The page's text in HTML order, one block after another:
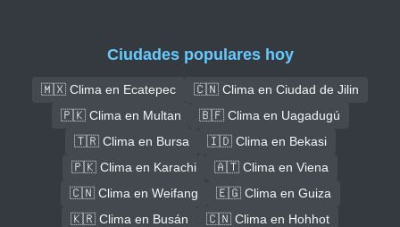
Ciudades populares hoy
🇲🇽 Clima en Ecatepec
🇨🇳 Clima en Ciudad de Jilin
🇵🇰 Clima en Multan
🇧🇫 Clima en Uagadugú
🇹🇷 Clima en Bursa
🇮🇩 Clima en Bekasi
🇵🇰 Clima en Karachi
🇦🇹 Clima en Viena
🇨🇳 Clima en Weifang
🇪🇬 Clima en Guiza
🇰🇷 Clima en Busán
🇨🇳 Clima en Hohhot